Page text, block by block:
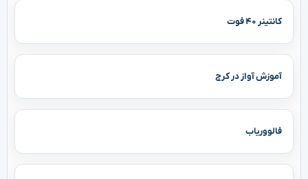
کانتینر ۴۰ فوت
آموزش آواز در کرج
فالووریاب